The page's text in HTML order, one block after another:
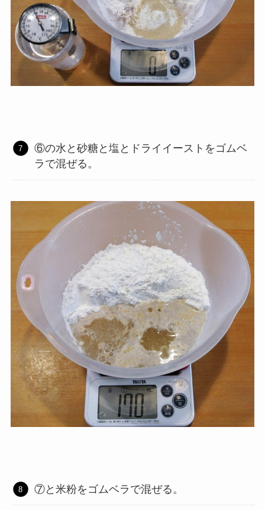
⑥の水と砂糖と塩とドライイーストをゴムベ
ラで混ぜる。
⑦と米粉をゴムベラで混ぜる。